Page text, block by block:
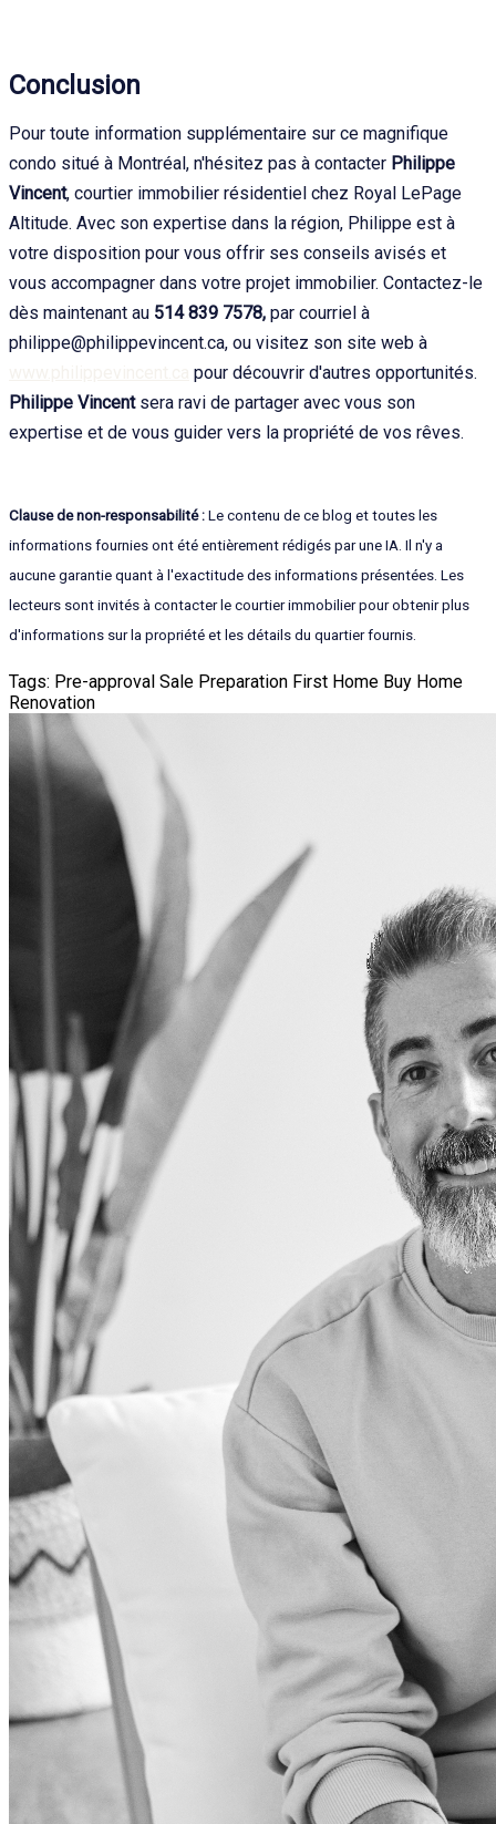
Conclusion
Pour toute information supplémentaire sur ce magnifique
condo situé à Montréal, n'hésitez pas à contacter Philippe
Vincent, courtier immobilier résidentiel chez Royal LePage
Altitude. Avec son expertise dans la région, Philippe est à
votre disposition pour vous offrir ses conseils avisés et
vous accompagner dans votre projet immobilier. Contactez-le
dès maintenant au 514 839 7578, par courriel à
philippe@philippevincent.ca, ou visitez son site web à
pour découvrir d'autres opportunités.
Philippe Vincentsera ravi de partager avec vous son
expertise et de vous guider vers la propriété de vos rêves.
Clause de non-responsabilité : Le contenu de ce blog et toutes les
informations fournies ont été entièrement rédigés par une IA. Il n'y a
aucune garantie quant à l'exactitude des informations présentées. Les
lecteurs sont invités à contacter le courtier immobilier pour obtenir plus
d'informations sur la propriété et les détails du quartier fournis.
Tags: Pre-approval Sale Preparation First Home Buy Home
Renovation